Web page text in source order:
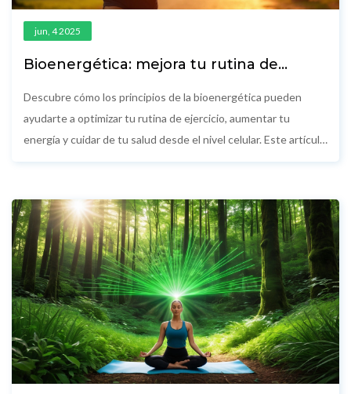
jun, 4 2025
Bioenergética: mejora tu rutina de
Descubre cómo los principios de la bioenergética pueden
ayudarte a optimizar tu rutina de ejercicio, aumentar tu
energía y cuidar de tu salud desde el nivel celular. Este artículo
mantener tus músculos funcionando mejor y evitar ese
cansancio constante después de entrenar. También verás la
importancia de escuchar a tu cuerpo y cómo pequeños
cambios en tus hábitos pueden marcar la diferencia en tus
resultados.